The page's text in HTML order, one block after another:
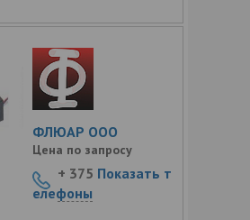
ФЛЮАР ООО
Цена по запросу
+ 375 Показать т
елефоны